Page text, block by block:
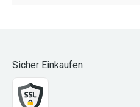
Sicher Einkaufen